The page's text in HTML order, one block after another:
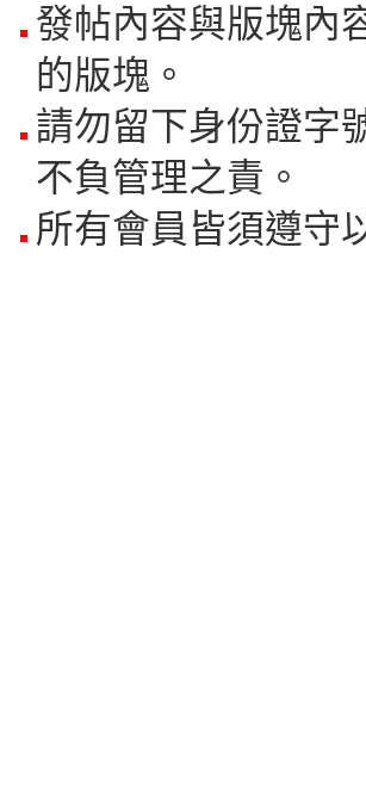
發帖內容與版塊內
的版塊。
請勿留下身份證字
不負管理之責。
所有會員皆須遵守